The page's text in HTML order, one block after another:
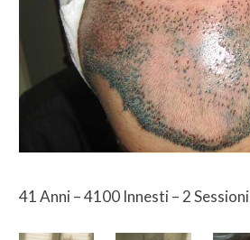
41 Anni – 4100 Innesti – 2 Sessioni